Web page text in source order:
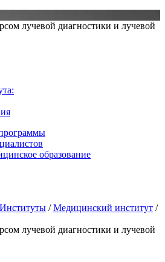
лучевой диагностики и лучевой
образование
Институты /Медицинский институт /
лучевой диагностики и лучевой